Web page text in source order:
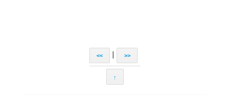
<< >>
↑